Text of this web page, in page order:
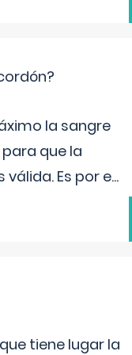
la sangre
que la
Es por e...
tiene lugar la